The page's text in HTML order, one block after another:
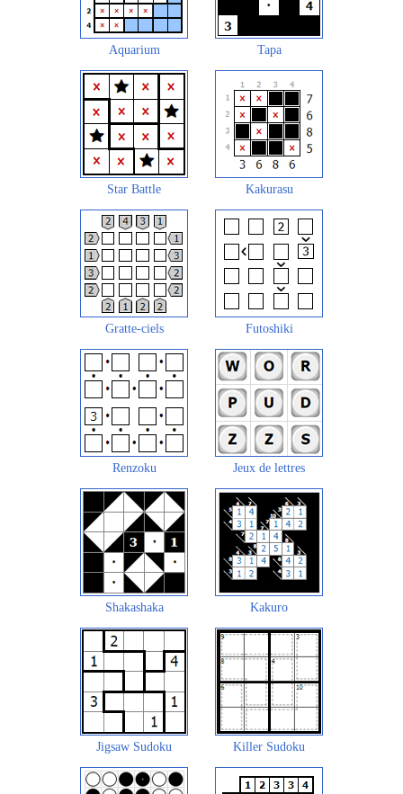
Aquarium Tapa
Star Battle Kakurasu
Gratte-ciels Futoshiki
Renzoku Jeux de lettres
Shakashaka Kakuro
Jigsaw Sudoku Killer Sudoku